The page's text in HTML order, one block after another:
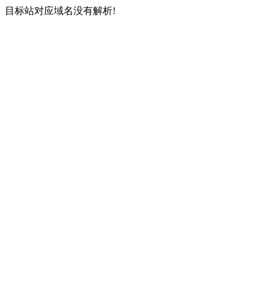
目标站对应域名没有解析!